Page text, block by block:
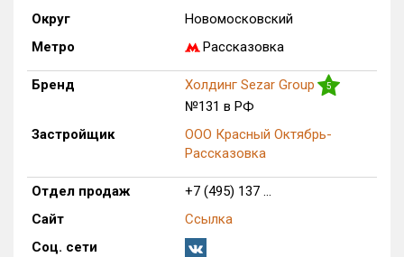
Только новые
от до
с продажами
Рейтинг ЕРЗ
Найдено:
Округ
Новомосковский
Метро
Рассказовка
Бренд Холдинг Sezar Group 5
№131 в РФ
Застройщик
ООО Красный Октябрь-
Рассказовка
Отдел продаж
+7 (495) 137 ...
Сайт
Ссылка
Соц. сети